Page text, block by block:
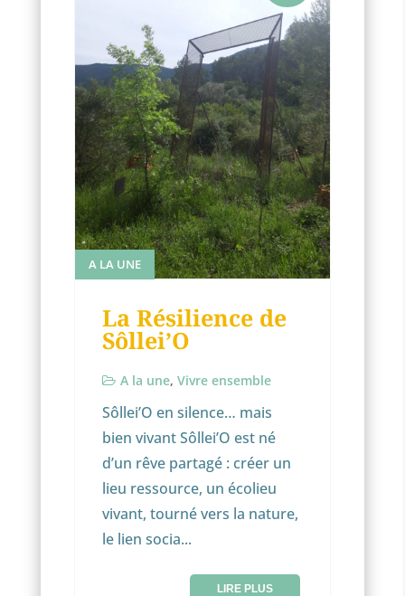
A LA UNE
La Résilience de
Sôllei’O
A la une,Vivre ensemble
Sôllei’O en silence… mais
bien vivant Sôllei’O est né
d’un rêve partagé : créer un
lieu ressource, un écolieu
vivant, tourné vers la nature,
le lien socia...
LIRE PLUS